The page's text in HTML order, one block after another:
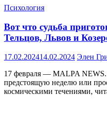
Психология
Вот что судьба
Тельцов, Львов и
17.02.202414.02.2024 Элен
17 февраля — MALPA
предстоящую неделю или
космическими течениями,